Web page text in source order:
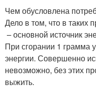
Чем обусловлена
Дело в том, что в таких
– основной источник
При сгорании 1 грамма
энергии. Совершенно
невозможно, без этих
выжить.